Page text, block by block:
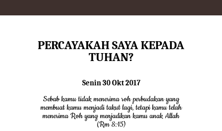
PERCAYAKAH SAYA KEPADA
TUHAN?
Senin 30 Okt 2017
Sebab kamu tidak menerima roh perbudakan yang
membuat kamu menjadi takut lagi, tetapi kamu telah
menerima Roh yang menjadikan kamu anak Allah
(Rm 8:15)